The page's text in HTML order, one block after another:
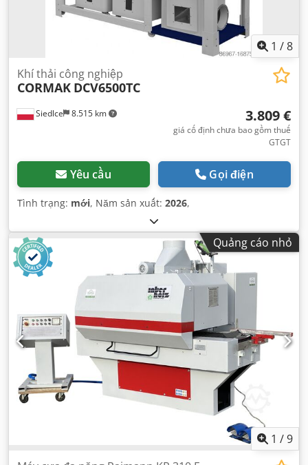
1 /8
Siedlce 8.515 km
Khí thải công nghiệp
CORMAK DCV6500TC
3.809 €
giá cố định chưa bao gồm thuế
GTGT
Yêu cầu Gọi điện
Tình trạng: mới, Năm sản xuất: 2026,
Quảng cáo nhỏ
1 /9